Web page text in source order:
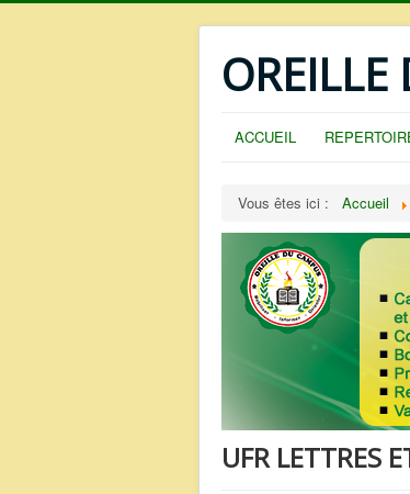
ACCUEIL
Vous êtes ici : Accueil
UFR LETTRES